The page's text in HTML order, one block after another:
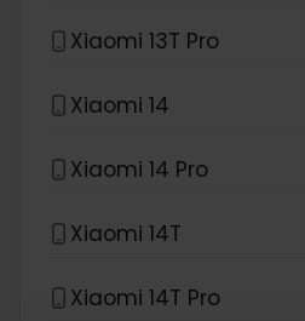
Xiaomi 13T Pro
Xiaomi 14
Xiaomi 14 Pro
Xiaomi 14T
Xiaomi 14T Pro